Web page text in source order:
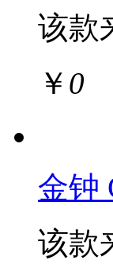
该款
￥ 0
金钟
该款